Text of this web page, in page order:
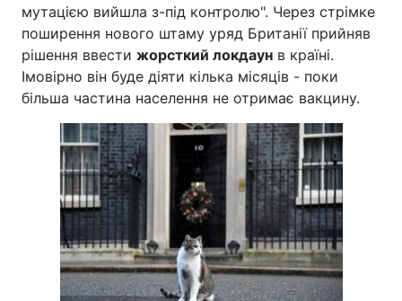
мутацією вийшла з-під контролю". Через стрімке
поширення нового штаму уряд Британії прийняв
рішення ввести жорсткий локдаун в країні.
Імовірно він буде діяти кілька місяців - поки
більша частина населення не отримає вакцину.